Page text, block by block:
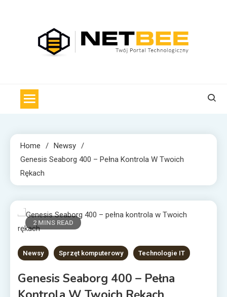
Home
Newsy
Genesis Seaborg 400 – Pełna Kontrola W Twoich
Rękach
2 MINS READ
Newsy Sprzęt komputerowy Technologie IT
Genesis Seaborg 400 – Pełna